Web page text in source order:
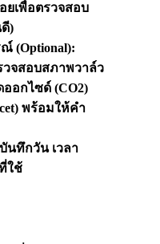
ยเพื่อตรวจสอบ
)
ณ์ (Optional):
วจสอบสภาพวาล์ว
ออกไซด์ (CO2)
พร้อมให้คำ
นทึกวัน เวลา
ใช้